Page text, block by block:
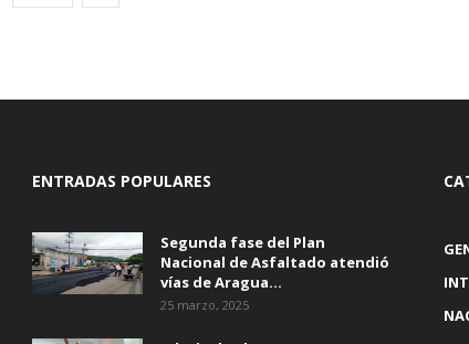
ENTRADAS POPULARES
Segunda fase del Plan
Nacional de Asfaltado atendió
vías de Aragua...
25 marzo, 2025